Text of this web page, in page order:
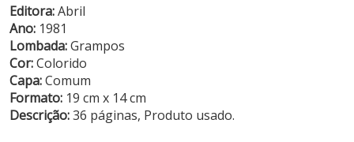
Editora:Abril
Ano: 1981
Lombada:Grampos
Cor:Colorido
Capa:Comum
Formato: 19 cm x 14 cm
Descrição:36 páginas, Produto usado.